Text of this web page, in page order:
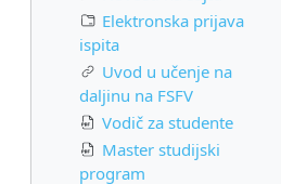
Elektronska prijava
ispita
Uvod u učenje na
daljinu na FSFV
Vodič za studente
Master studijski
program